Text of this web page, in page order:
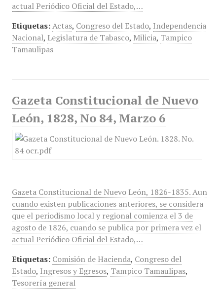
actual Periódico Oficial del Estado,…
Etiquetas: Actas, Congreso del Estado, Independencia
Nacional, Legislatura de Tabasco, Milicia, Tampico
Tamaulipas
Gazeta Constitucional de Nuevo
León, 1828, No 84, Marzo 6
Gazeta Constitucional de Nuevo León, 1826-1835. Aun
cuando existen publicaciones anteriores, se considera
que el periodismo local y regional comienza el 3 de
agosto de 1826, cuando se publica por primera vez el
actual Periódico Oficial del Estado,…
Etiquetas: Comisión de Hacienda, Congreso del
Estado, Ingresos y Egresos, Tampico Tamaulipas,
Tesorería general